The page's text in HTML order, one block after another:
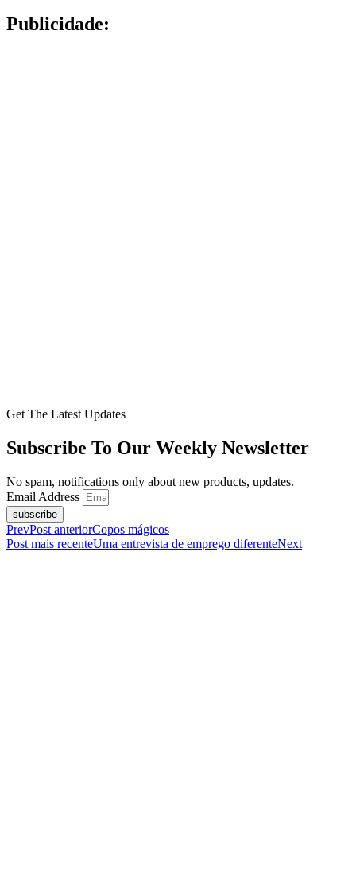
Publicidade:
Get The Latest Updates
Subscribe To Our Weekly Newsletter
No spam, notifications only about new products, updates.
Email Address
subscribe
PrevPost anteriorCopos mágicos
Post mais recenteUma entrevista de emprego diferenteNext